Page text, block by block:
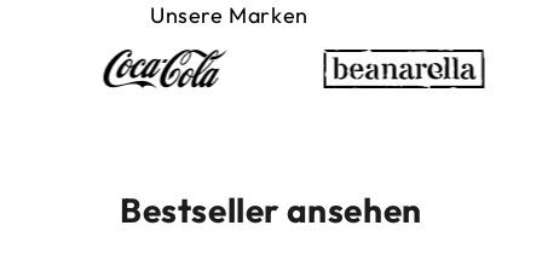
Unsere Marken
Bestseller ansehen